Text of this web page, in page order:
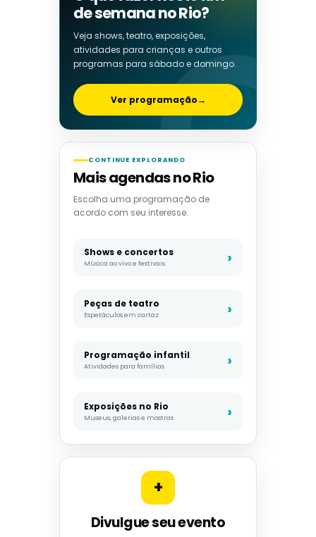
de semana no Rio?
Veja shows, teatro, exposições,
atividades para crianças e outros
programas para sábado e domingo.
Ver programação→
CONTINUE EXPLORANDO
Mais agendas no Rio
Escolha uma programação de
acordo com seu interesse.
Shows e concertos
Música ao vivo e festivais
Peças de teatro
Espetáculos em cartaz
Programação infantil
Atividades para famílias
Exposições no Rio
Museus, galerias e mostras
+
Divulgue seu evento